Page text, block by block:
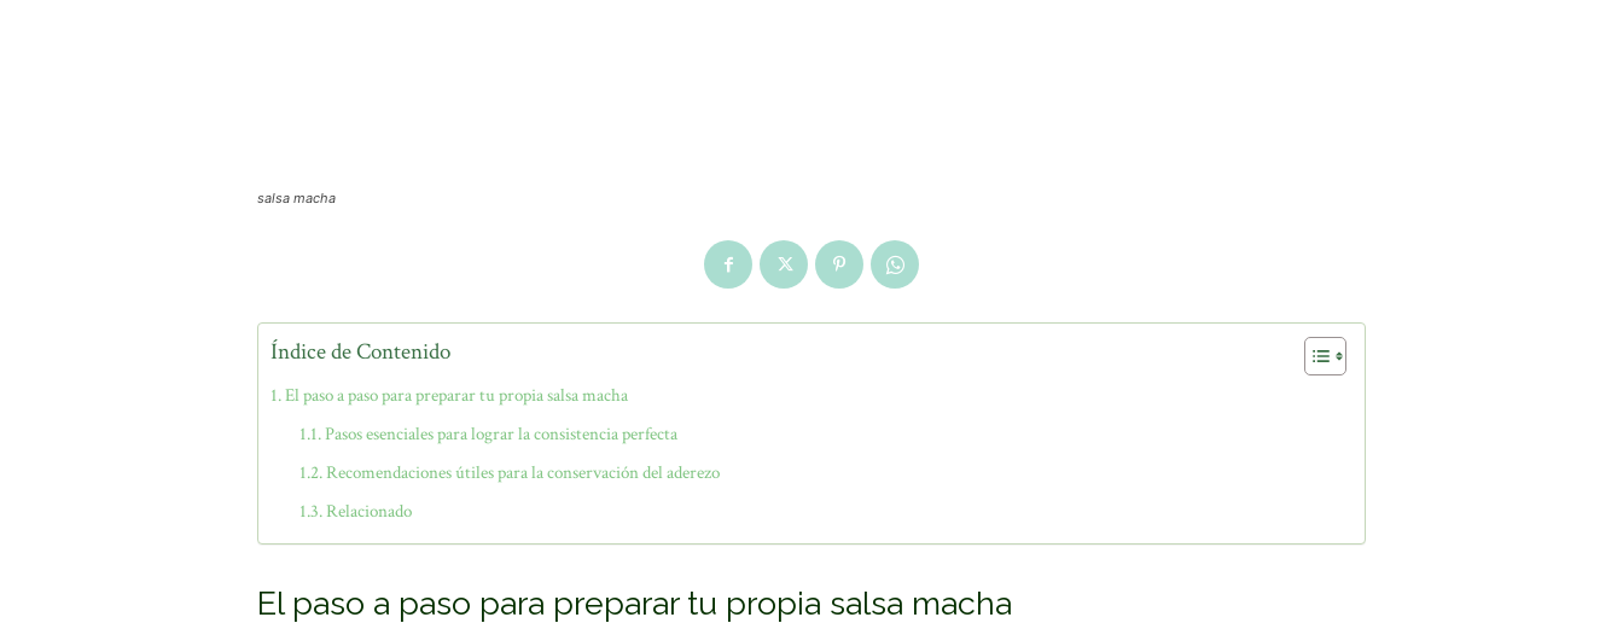
salsa macha
Índice de Contenido
El paso a paso para preparar tu propia salsa macha
Pasos esenciales para lograr la consistencia perfecta
Recomendaciones útiles para la conservación del aderezo
Relacionado
El paso a paso para preparar tu propia salsa macha